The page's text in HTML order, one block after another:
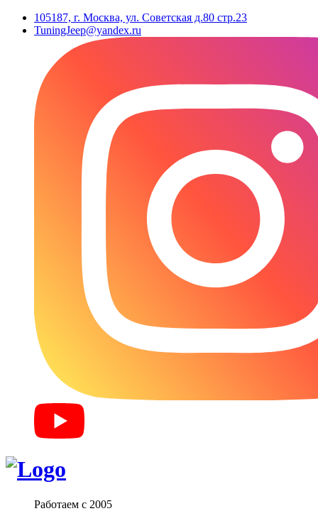
105187, г. Москва, ул. Советская д.80 стр.23
TuningJeep@yandex.ru
Работаем с 2005